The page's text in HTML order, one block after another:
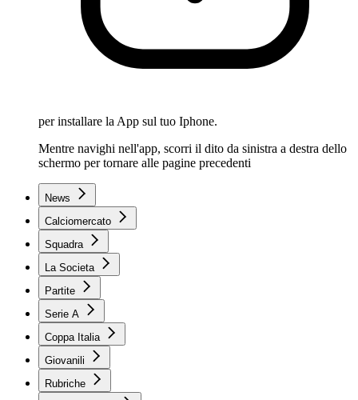
per installare la App sul tuo Iphone.
Mentre navighi nell'app, scorri il dito da sinistra a destra dello
schermo per tornare alle pagine precedenti
News
Calciomercato
Squadra
La Societa
Partite
Serie A
Coppa Italia
Giovanili
Rubriche